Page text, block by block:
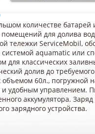
количестве
для долива
тележки ServiceMobil,
системой aquamatic или
для классических
долив до
объемом 60л., погружной
удобным управлением.
аккумулятора.
зарядного устройства.